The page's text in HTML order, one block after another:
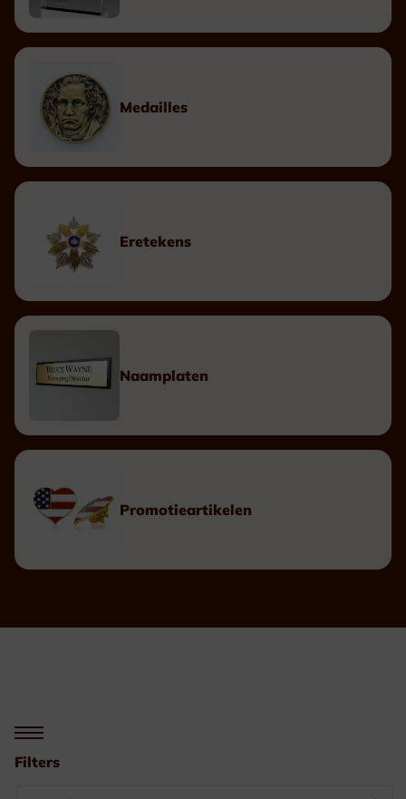
Medailles
Eretekens
Naamplaten
Promotieartikelen
Filters